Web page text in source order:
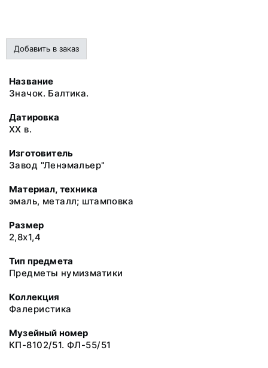
Добавить в заказ
Название
Значок. Балтика.
Датировка
ХХ в.
Изготовитель
Завод "Ленэмальер"
Материал, техника
эмаль, металл; штамповка
Размер
2,8х1,4
Тип предмета
Предметы нумизматики
Коллекция
Фалеристика
Музейный номер
КП-8102/51. ФЛ-55/51